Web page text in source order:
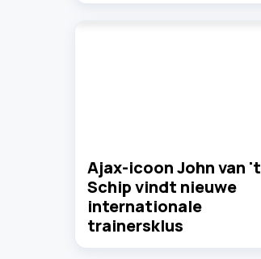
Ajax-icoon John van 't
Schip vindt nieuwe
internationale
trainersklus